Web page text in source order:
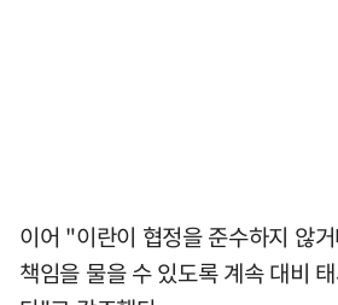
이어 "이란이 협정을 준수하지 않
책임을 물을 수 있도록 계속 대비